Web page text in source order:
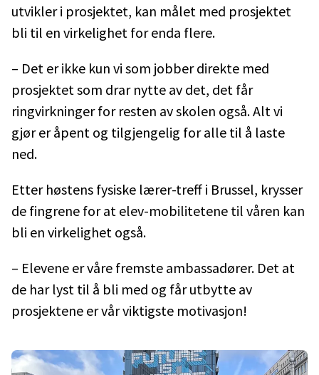
utvikler i prosjektet, kan målet med prosjektet
bli til en virkelighet for enda flere.
– Det er ikke kun vi som jobber direkte med
prosjektet som drar nytte av det, det får
ringvirkninger for resten av skolen også. Alt vi
gjør er åpent og tilgjengelig for alle til å laste
ned.
Etter høstens fysiske lærer-treff i Brussel, krysser
de fingrene for at elev-mobilitetene til våren kan
bli en virkelighet også.
– Elevene er våre fremste ambassadører. Det at
de har lyst til å bli med og får utbytte av
prosjektene er vår viktigste motivasjon!